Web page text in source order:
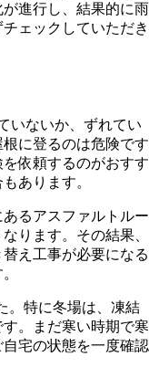
進行し、結果的に雨
ェックしていただき
いないか、ずれてい
に登るのは危険です
依頼するのがおすす
あります。
るアスファルトルー
ります。その結果、
え工事が必要になる
。特に冬場は、凍結
。まだ寒い時期で寒
宅の状態を一度確認